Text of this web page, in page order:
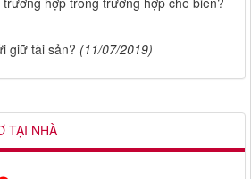
giữ tài sản? (11/07/2019)
TẠI NHÀ